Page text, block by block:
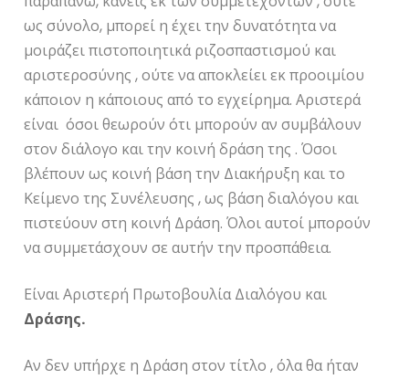
ως σύνολο, μπορεί η έχει την δυνατότητα να
μοιράζει πιστοποιητικά ριζοσπαστισμού και
αριστεροσύνης , ούτε να αποκλείει εκ προοιμίου
κάποιον η κάποιους από το εγχείρημα. Αριστερά
είναι όσοι θεωρούν ότι μπορούν αν συμβάλουν
στον διάλογο και την κοινή δράση της . Όσοι
βλέπουν ως κοινή βάση την Διακήρυξη και το
Κείμενο της Συνέλευσης , ως βάση διαλόγου και
πιστεύουν στη κοινή Δράση. Όλοι αυτοί μπορούν
να συμμετάσχουν σε αυτήν την προσπάθεια.
Είναι Αριστερή Πρωτοβουλία Διαλόγου και
Δράσης.
Αν δεν υπήρχε η Δράση στον τίτλο , όλα θα ήταν